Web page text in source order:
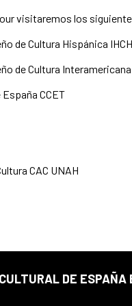
visitaremos los
de Cultura Hispánica IHCH
de Cultura Interamericana
CCET
CAC UNAH
DE ESPAÑA